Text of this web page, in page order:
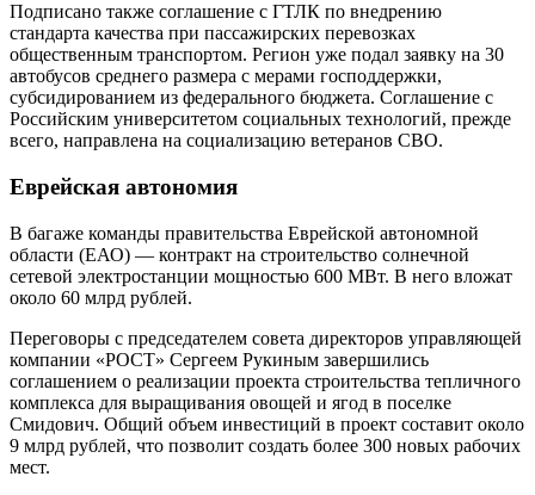
Подписано также соглашение с ГТЛК по внедрению
стандарта качества при пассажирских перевозках
общественным транспортом. Регион уже подал заявку на 30
автобусов среднего размера с мерами господдержки,
субсидированием из федерального бюджета. Соглашение с
Российским университетом социальных технологий, прежде
всего, направлена на социализацию ветеранов СВО.
Еврейская автономия
В багаже команды правительства Еврейской автономной
области (ЕАО) — контракт на строительство солнечной
сетевой электростанции мощностью 600 МВт. В него вложат
около 60 млрд рублей.
Переговоры с председателем совета директоров управляющей
компании «РОСТ» Сергеем Рукиным завершились
соглашением о реализации проекта строительства тепличного
комплекса для выращивания овощей и ягод в поселке
Смидович. Общий объем инвестиций в проект составит около
9 млрд рублей, что позволит создать более 300 новых рабочих
мест.